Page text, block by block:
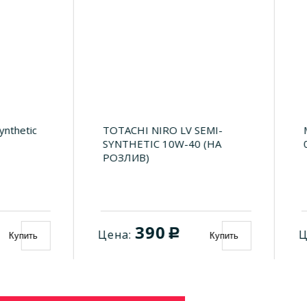
TOTACHI NIRO LV SEMI-
SYNTHETIC 10W-40 (НА
Цена: c
Micking
0W20 API SP/
Цена: c
Купить